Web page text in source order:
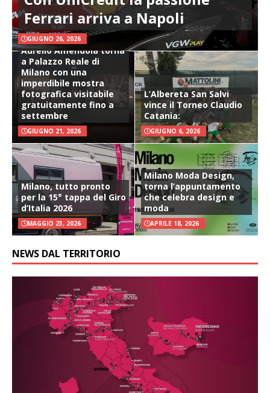
Ferrari arriva a Napoli
GIUGNO 26, 2026
Aurelio Amendola torna
a Palazzo Reale di
Milano con una
imperdibile mostra
fotografica visitabile
gratuitamente fino a
settembre
GIUGNO 21, 2026
L’Albereta San Salvi
vince il Torneo Claudio
Catania:
GIUGNO 6, 2026
Milano, tutto pronto
per la 15° tappa del Giro
d’Italia 2026
MAGGIO 23, 2026
Milano Moda Design,
torna l’appuntamento
che celebra design e
moda
APRILE 18, 2026
NEWS DAL TERRITORIO